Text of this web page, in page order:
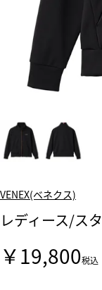
VENEX(ベネクス)
レディース/ス
￥19,800税込